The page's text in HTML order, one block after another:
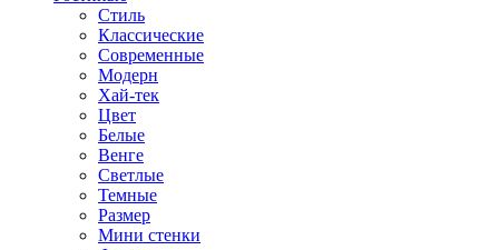
Стиль
Классические
Современные
Модерн
Хай-тек
Цвет
Белые
Венге
Светлые
Темные
Размер
Мини стенки